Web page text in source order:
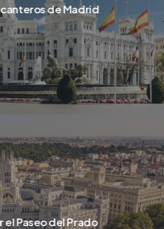
canteros de Madrid
el Paseo del Prado